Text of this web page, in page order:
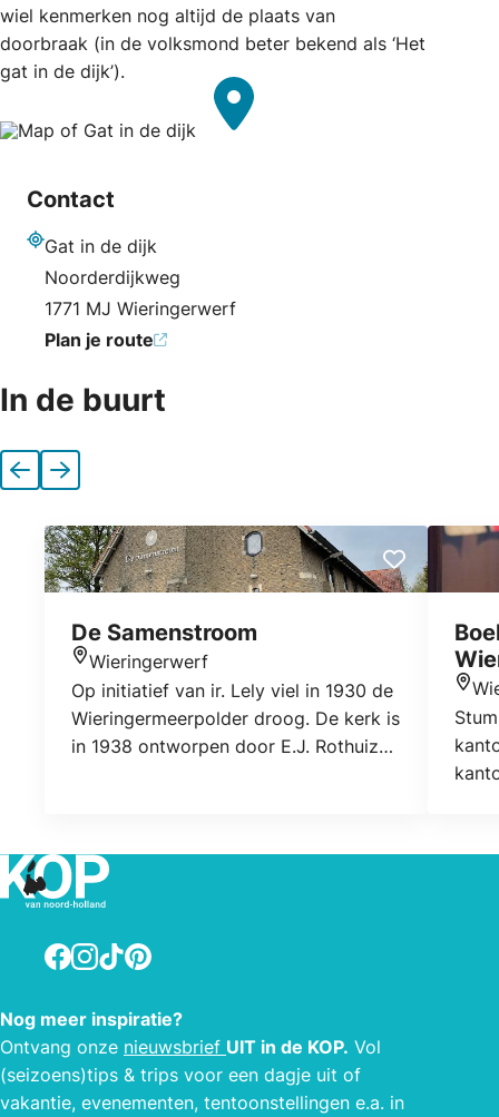
wiel kenmerken nog altijd de plaats van
doorbraak (in de volksmond beter bekend als ‘Het
gat in de dijk’).
Contact
Gat in de dijk
Noorderdijkweg
1771 MJ Wieringerwerf
Plan je route
In de buurt
VorigeVolgende
De Samenstroom
Wieringerwerf
Op initiatief van ir. Lely viel in 1930 de
Wieringermeerpolder droog. De kerk is
in 1938 ontworpen door E.J. Rothuizen
opgeblazen. De schade was enorm. Na
de bevrijding viel de polder eind 1945
voor de tweede keer droog. In 1947 is
de kerk herbouwd. In 2002 zijn de
Gereformeerde- en Hervormde kerk
Samenstroom’.
Facebook
Instagram
TikTokPinterest
Nog meer inspiratie?
Ontvang onze nieuwsbrief UIT in de KOP. Vol
(seizoens)tips & trips voor een dagje uit of
vakantie, evenementen, tentoonstellingen e.a. in